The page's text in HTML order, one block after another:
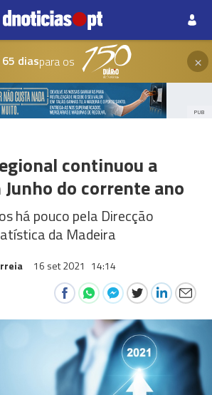
65 diaspara os ×
PUB
continuou a
do corrente ano
há pouco pela Direcção
da Madeira
16 set 2021 14:14